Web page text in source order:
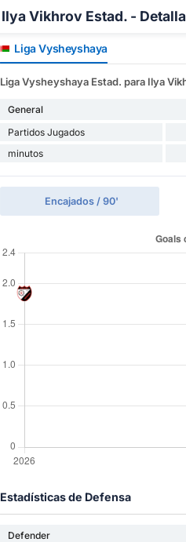
Ilya Vikhrov Estad. -
Liga Vysheyshaya
Liga Vysheyshaya Estad. para Ilya
General
Partidos Jugados
minutos
Encajados / 90'
Estadísticas de Defensa
Defender